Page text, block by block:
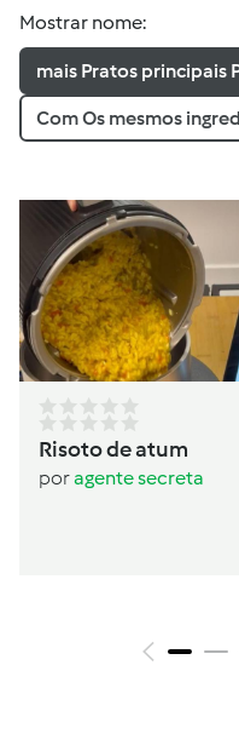
Mostrar nome:
mais Pratos principais
Com Os mesmos
Risoto de atum
poragente secreta